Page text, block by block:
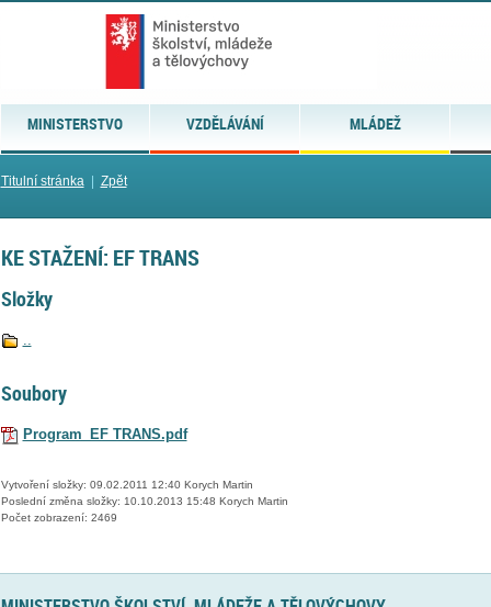
MINISTERSTVO VZDĚLÁVÁNÍ MLÁDEŽ
Titulní stránka| Zpět
KE STAŽENÍ: EF TRANS
Složky
..
Soubory
Program_EF TRANS.pdf
Vytvoření složky: 09.02.2011 12:40 Korych Martin
Poslední změna složky: 10.10.2013 15:48 Korych Martin
Počet zobrazení: 2469